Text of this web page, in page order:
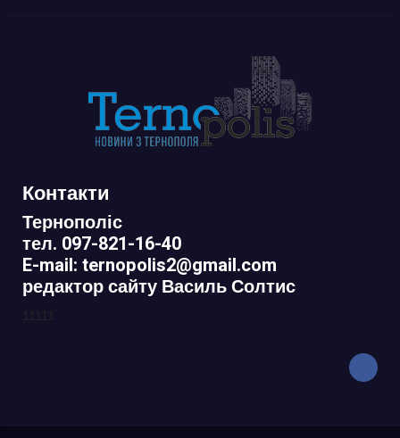
Контакти
Тернополіс
тел. 097-821-16-40
E-mail: ternopolis2@gmail.com
редактор сайту Василь Солтис